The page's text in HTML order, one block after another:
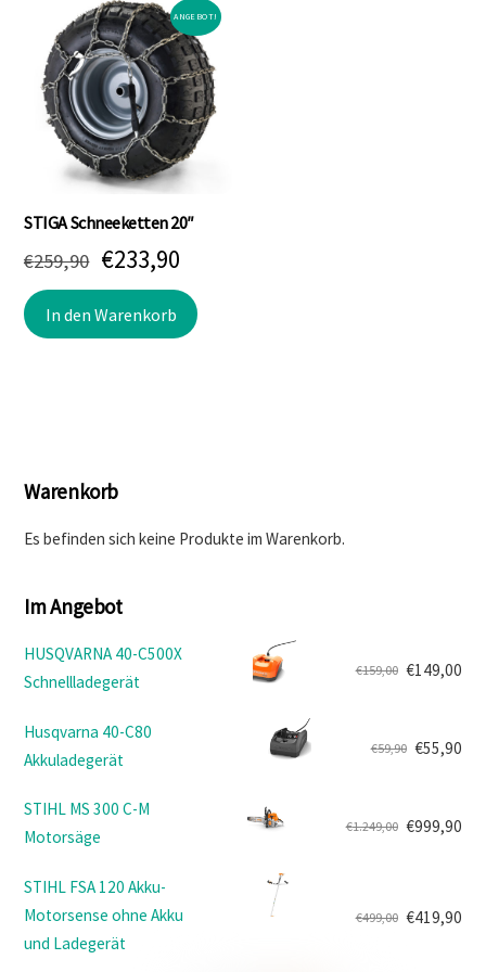
ANGEBOT!
STIGA Schneeketten 20″
€259,90 Ursprünglicher
Preis
war:
€233,90Aktueller
Preis
ist:
In den Warenkorb
Warenkorb
Es befinden sich keine Produkte im Warenkorb.
Im Angebot
HUSQVARNA 40-C500X
Schnellladegerät
€159,00
Ursprünglicher
war:
€159,00
€149,00
Aktueller
ist:
€149,00.
Husqvarna 40-C80
Akkuladegerät
€59,90
Ursprünglicher
war:
€59,90
€55,90
Aktueller
ist:
€55,90.
STIHL MS 300 C-M
Motorsäge
€1.249,00
Ursprünglicher
war:
€1.249,00
€999,90
Aktueller
ist:
€999,90.
STIHL FSA 120 Akku-
Motorsense ohne Akku
und Ladegerät
€499,00 €419,90